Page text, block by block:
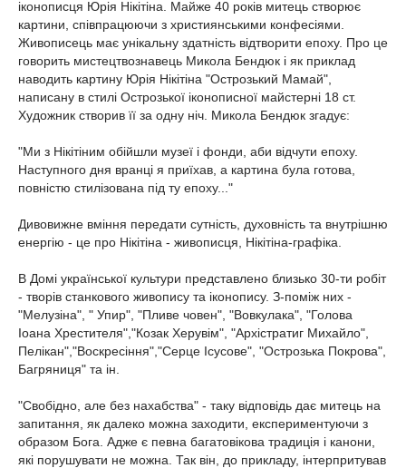
іконописця Юрія Нікітіна. Майже 40 років митець створює
картини, співпрацюючи з християнськими конфесіями.
Живописець має унікальну здатність відтворити епоху. Про це
говорить мистецтвознавець Микола Бендюк і як приклад
наводить картину Юрія Нікітіна "Острозький Мамай",
написану в стилі Острозької іконописної майстерні 18 ст.
Художник створив її за одну ніч. Микола Бендюк згадує:
"Ми з Нікітіним обійшли музеї і фонди, аби відчути епоху.
Наступного дня вранці я приїхав, а картина була готова,
повністю стилізована під ту епоху..."
Дивовижне вміння передати сутність, духовність та внутрішню
енергію - це про Нікітіна - живописця, Нікітіна-графіка.
В Домі української культури представлено близько 30-ти робіт
- творів станкового живопису та іконопису. З-поміж них -
"Мелузіна", " Упир", "Пливе човен", "Вовкулака", "Голова
Іоана Хрестителя","Козак Херувім", "Aрхістратиг Михайло",
Пелікан","Воскресіння","Серце Ісусове", "Острозька Покрова",
Багряниця" та ін.
"Свобідно, але без нахабства" - таку відповідь дає митець на
запитання, як далеко можна заходити, експериментуючи з
образом Бога. Адже є певна багатовікова традиція і канони,
які порушувати не можна. Так він, до прикладу, інтерпритував